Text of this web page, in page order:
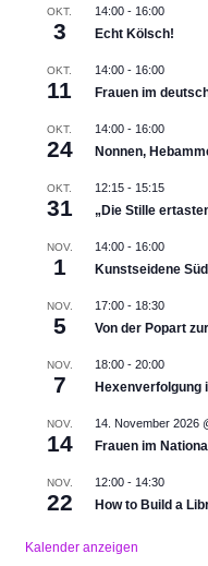
OKT.
3
14:00- 16:00
Echt Kölsch!
OKT.
11
14:00- 16:00
Frauen im
OKT.
24
14:00- 16:00
Nonnen,
OKT.
31
12:15- 15:15
„Die Stille
NOV.
1
14:00- 16:00
Kunstseidene
NOV.
5
17:00- 18:30
Von der Popart
NOV.
7
18:00- 20:00
Hexenverfolgung
NOV.
14
14. November 2026
Frauen im
NOV.
22
12:00- 14:30
How to Build a
Kalender anzeigen